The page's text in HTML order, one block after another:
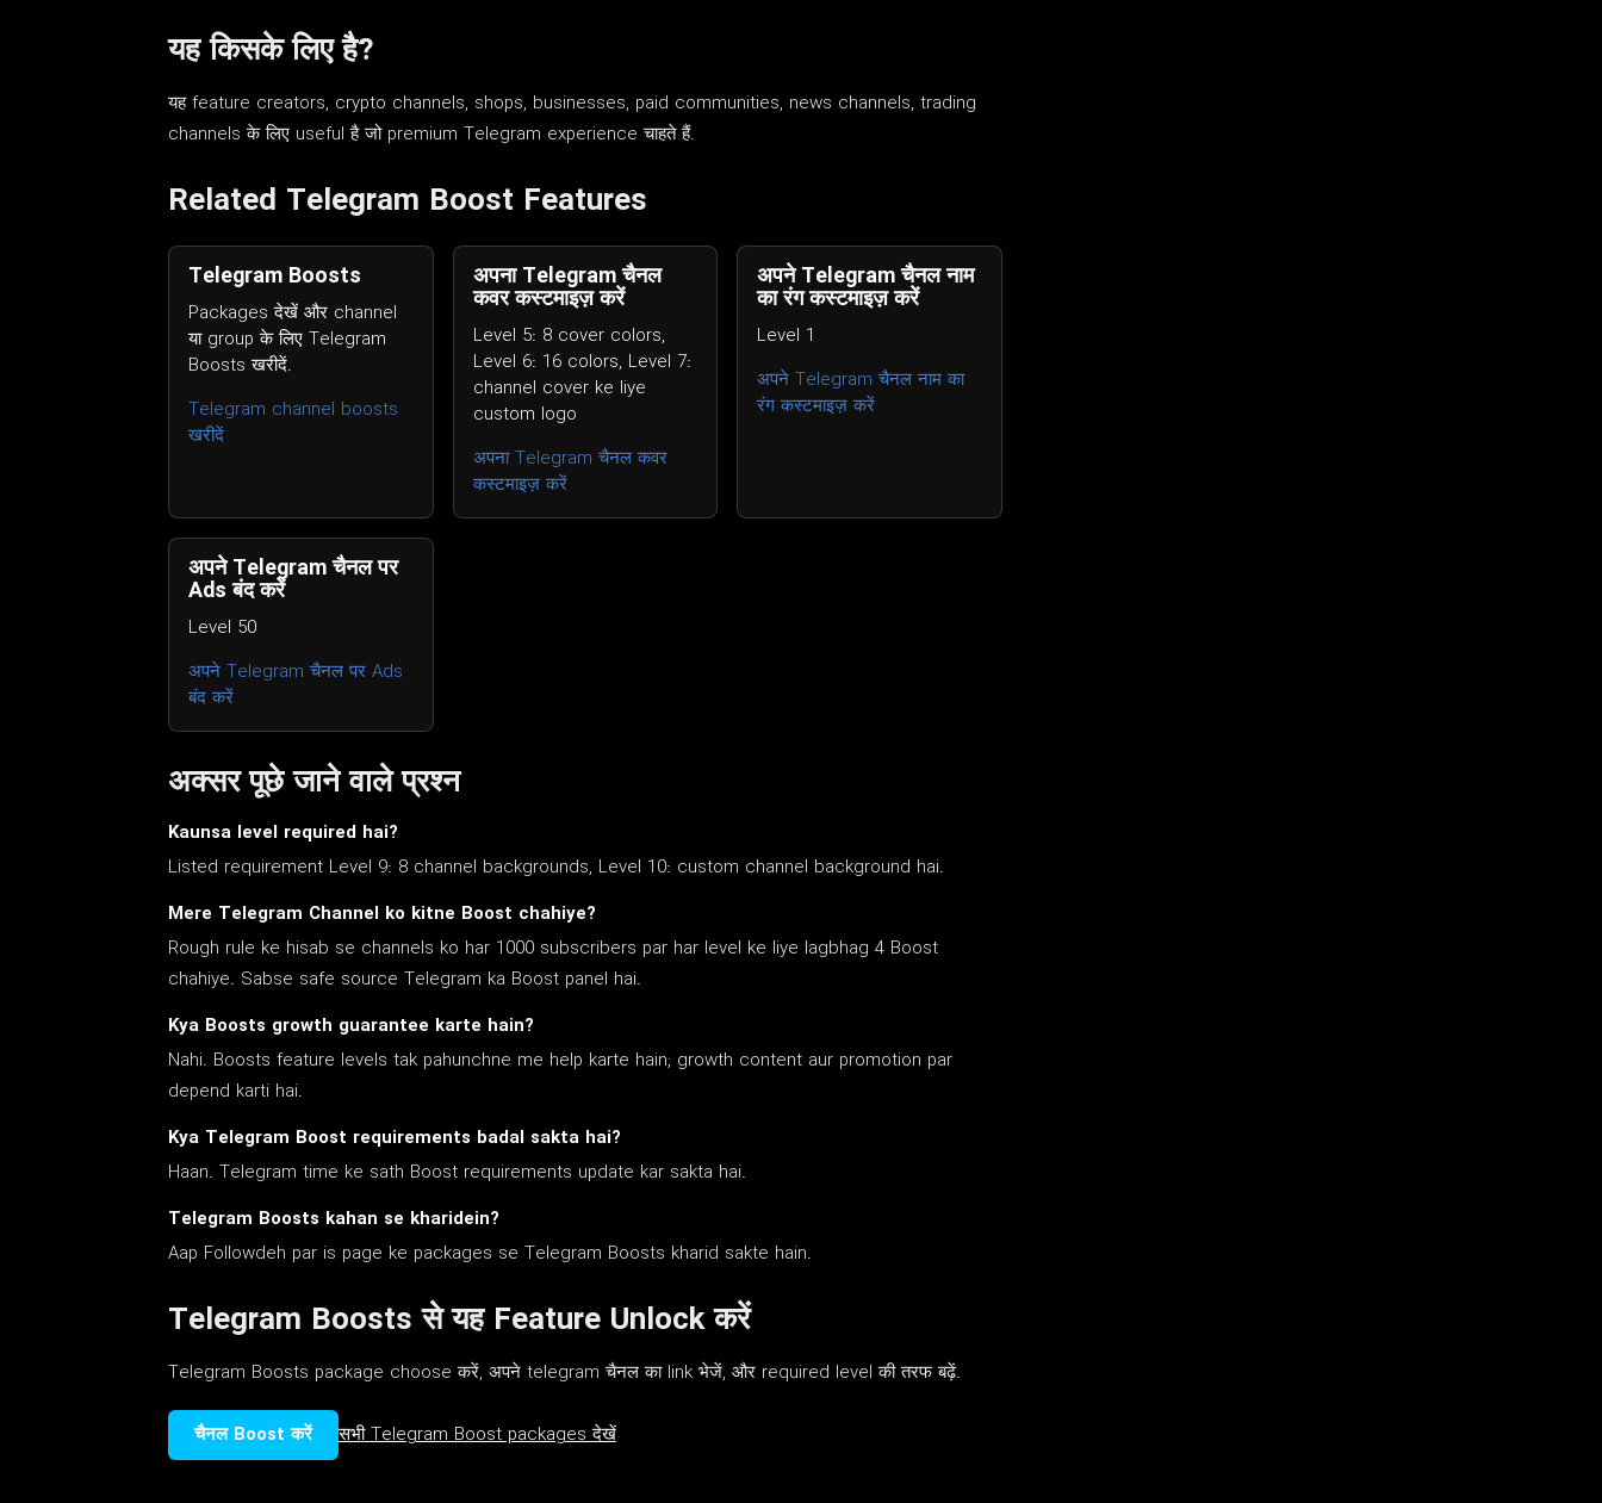
यह किसके लिए है?
यह feature creators, crypto channels, shops, businesses, paid communities, news channels, trading
channels के लिए useful है जो premium Telegram experience चाहते हैं.
Related Telegram Boost Features
Telegram Boosts
Packages देखें और channel
या group के लिए Telegram
Boosts खरीदें.
Telegram channel boosts
खरीदें
अपना Telegram चैनल
कवर कस्टमाइज़ करें
Level 5: 8 cover colors,
Level 6: 16 colors, Level 7:
channel cover ke liye
custom logo
अपना Telegram चैनल कवर
कस्टमाइज़ करें
अपने Telegram चैनल नाम
का रंग कस्टमाइज़ करें
Level 1
अपने Telegram चैनल नाम का
रंग कस्टमाइज़ करें
अपने Telegram चैनल पर
Ads बंद करें
Level 50
अपने Telegram चैनल पर Ads
बंद करें
अक्सर पूछे जाने वाले प्रश्न
Kaunsa level required hai?
Listed requirement Level 9: 8 channel backgrounds, Level 10: custom channel background hai.
Mere Telegram Channel ko kitne Boost chahiye?
Rough rule ke hisab se channels ko har 1000 subscribers par har level ke liye lagbhag 4 Boost
chahiye. Sabse safe source Telegram ka Boost panel hai.
Kya Boosts growth guarantee karte hain?
Nahi. Boosts feature levels tak pahunchne me help karte hain; growth content aur promotion par
depend karti hai.
Kya Telegram Boost requirements badal sakta hai?
Haan. Telegram time ke sath Boost requirements update kar sakta hai.
Telegram Boosts kahan se kharidein?
Aap Followdeh par is page ke packages se Telegram Boosts kharid sakte hain.
Telegram Boosts से यह Feature Unlock करें
Telegram Boosts package choose करें, अपने telegram चैनल का link भेजें, और required level की तरफ बढ़ें.
चैनल Boost करें सभी Telegram Boost packages देखें